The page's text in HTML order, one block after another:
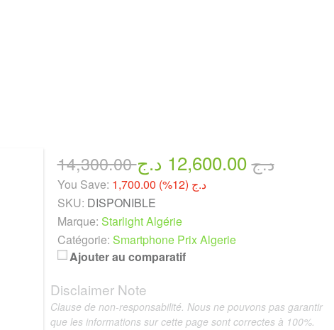
14,300.00 د.ج12,600.00 د.ج
You Save:
1,700.00 د.ج (12%)
SKU: DISPONIBLE
Marque: Starlight Algérie
Catégorie: Smartphone Prix Algerie
Ajouter au comparatif
Disclaimer Note
Clause de non-responsabilité. Nous ne pouvons pas garantir
que les informations sur cette page sont correctes à 100%.